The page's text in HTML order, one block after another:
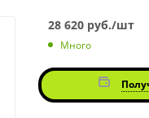
28 620 руб./шт
Много